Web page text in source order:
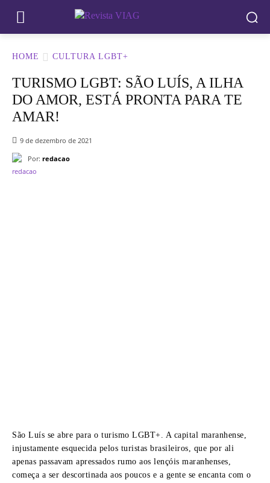
HOME CULTURA LGBT+
TURISMO LGBT: SÃO LUÍ­S, A ILHA
DO AMOR, ESTÁ PRONTA PARA TE
AMAR!
9 de dezembro de 2021
Por: redacao
São Luís se abre para o turismo LGBT+. A capital maranhense,
injustamente esquecida pelos turistas brasileiros, que por ali
apenas passavam apressados rumo aos lençóis maranhenses,
começa a ser descortinada aos poucos e a gente se encanta com o